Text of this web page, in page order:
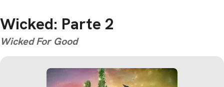
Wicked: Parte 2
Wicked For Good